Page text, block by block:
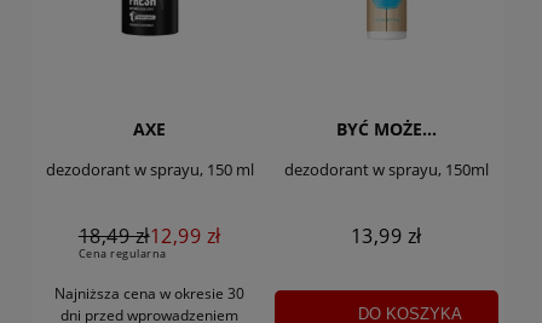
AXE
dezodorant w sprayu, 150 ml
18,49 zł
Cena regularna
12,99 zł
Najniższa cena w okresie 30
dni przed wprowadzeniem
BYĆ MOŻE...
dezodorant w sprayu, 150ml
13,99 zł
DO KOSZYKA